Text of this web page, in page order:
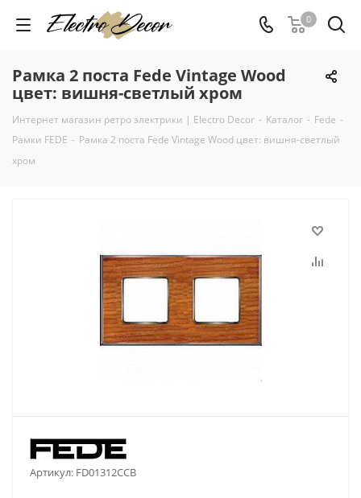
0
Рамка 2 поста Fede Vintage Wood
цвет: вишня-светлый хром
Интернет магазин ретро электрики | Electro Decor - Каталог - Fede -
Рамки FEDE - Рамка 2 поста Fede Vintage Wood цвет: вишня-светлый
хром
Артикул: FD01312CCB